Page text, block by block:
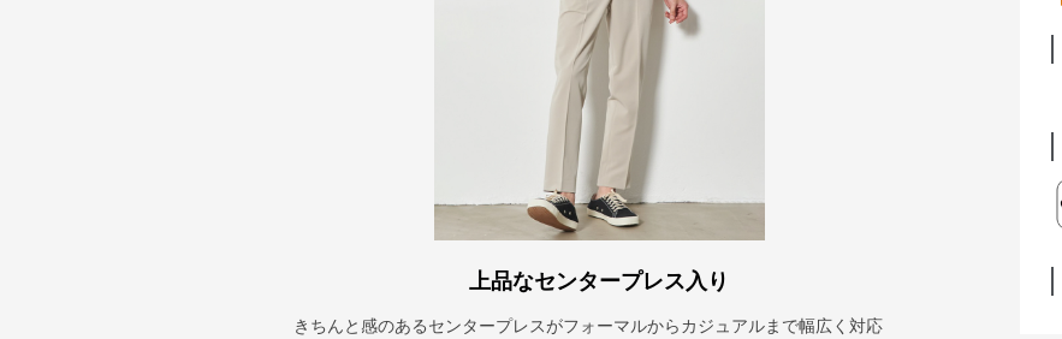
上品なセンタープレス入り
きちんと感のあるセンタープレスがフォーマルからカジュアルまで幅広く対応